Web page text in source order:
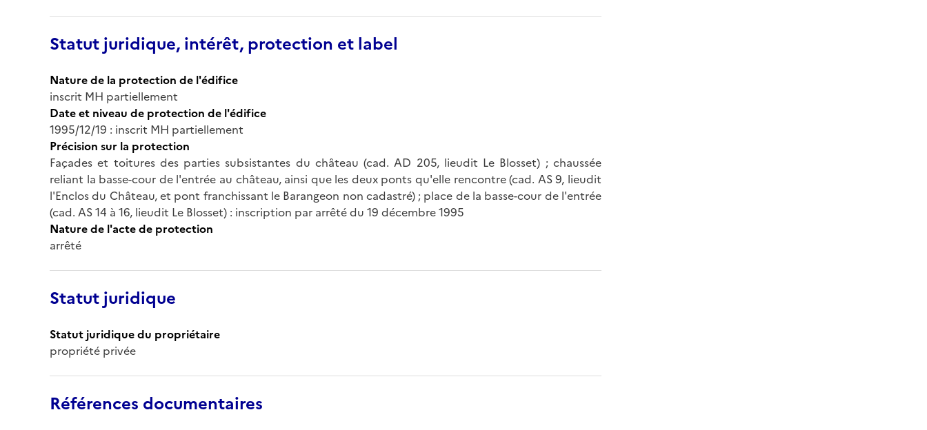
Statut juridique, intérêt, protection et label
Nature de la protection de l'édifice
inscrit MH partiellement
Date et niveau de protection de l'édifice
1995/12/19 : inscrit MH partiellement
Précision sur la protection
Façades et toitures des parties subsistantes du château (cad. AD 205, lieudit Le Blosset) ; chaussée
reliant la basse-cour de l'entrée au château, ainsi que les deux ponts qu'elle rencontre (cad. AS 9, lieudit
l'Enclos du Château, et pont franchissant le Barangeon non cadastré) ; place de la basse-cour de l'entrée
(cad. AS 14 à 16, lieudit Le Blosset) : inscription par arrêté du 19 décembre 1995
Nature de l'acte de protection
arrêté
Statut juridique
Statut juridique du propriétaire
propriété privée
Références documentaires